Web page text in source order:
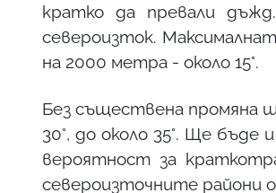
кратко да превали
североизток.
на 2000 метра - около 15°.
Без съществена промяна
30°, до около 35°. Ще бъде
вероятност за
североизточните райони